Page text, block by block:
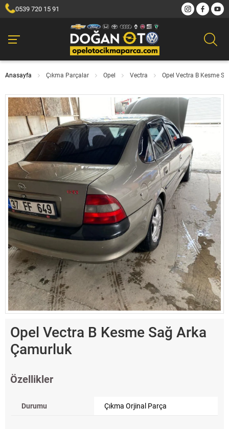
0539 720 15 91
Anasayfa Çıkma Parçalar Opel Vectra Opel Vectra B Kesme
Opel Vectra B Kesme Sağ Arka
Çamurluk
Özellikler
Durumu Çıkma Orjinal Parça